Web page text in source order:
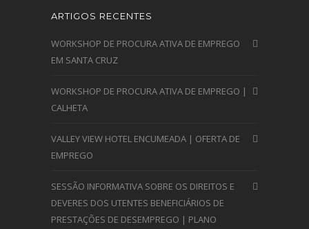
ARTIGOS RECENTES
WORKSHOP DE PROCURA ATIVA DE EMPREGO
EM SANTA CRUZ
WORKSHOP DE PROCURA ATIVA DE EMPREGO |
CALHETA
VALLEY VIEW HOTEL ENCUMEADA | OFERTA DE
EMPREGO
SESSÃO INFORMATIVA SOBRE OS DIREITOS E
DEVERES DOS UTENTES BENEFICIÁRIOS DE
PRESTAÇÕES DE DESEMPREGO | PLANO